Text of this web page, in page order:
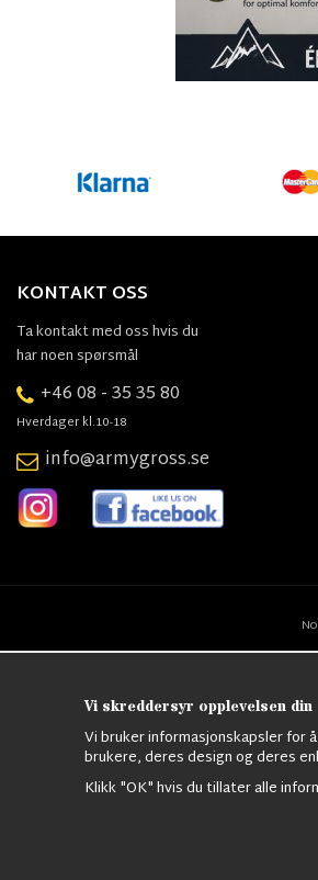
KONTAKT OSS
Ta kontakt med oss hvis du
har noen spørsmål
+46 08 - 35 35 80
Hverdager kl.10-18
info@armygross.se
Vi skreddersyr opplevelsen din
Vi bruker informasjonskapsler for
brukere, deres design og deres
Klikk "OK" hvis du tillater alle